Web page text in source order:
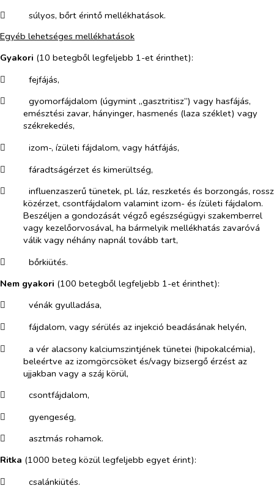
​
súlyos, bőrt érintő mellékhatások.
Egyéb lehetséges mellékhatások
Gyakori (10 betegből legfeljebb 1-et érinthet):
​
fejfájás,
​
gyomorfájdalom (úgymint „gasztritisz”) vagy hasfájás,
emésztési zavar, hányinger, hasmenés (laza széklet) vagy
székrekedés,
​
izom-, ízületi fájdalom, vagy hátfájás,
​
fáradtságérzet és kimerültség,
​
influenzaszerű tünetek, pl. láz, reszketés és borzongás, rossz
közérzet, csontfájdalom valamint izom- és ízületi fájdalom.
Beszéljen a gondozását végző egészségügyi szakemberrel
vagy kezelőorvosával, ha bármelyik mellékhatás zavaróvá
válik vagy néhány napnál tovább tart,
​
bőrkiütés.
Nem gyakori (100 betegből legfeljebb 1-et érinthet):
​
vénák gyulladása,
​
fájdalom, vagy sérülés az injekció beadásának helyén,
​
a vér alacsony kalciumszintjének tünetei (hipokalcémia),
beleértve az izomgörcsöket és/vagy bizsergő érzést az
ujjakban vagy a száj körül,
​
csontfájdalom,
​
gyengeség,
​
asztmás rohamok.
Ritka (1000 beteg közül legfeljebb egyet érint):
​
csalánkiütés.